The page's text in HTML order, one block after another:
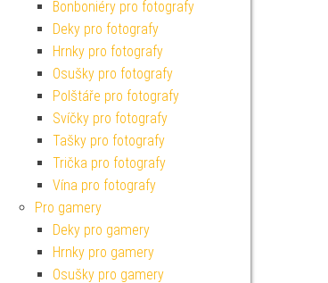
Bonboniéry pro fotografy
Deky pro fotografy
Hrnky pro fotografy
Osušky pro fotografy
Polštáře pro fotografy
Svíčky pro fotografy
Tašky pro fotografy
Trička pro fotografy
Vína pro fotografy
Pro gamery
Deky pro gamery
Hrnky pro gamery
Osušky pro gamery